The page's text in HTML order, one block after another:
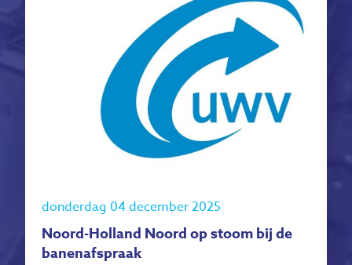
donderdag 04 december 2025
Noord-Holland Noord op stoom bij de
banenafspraak